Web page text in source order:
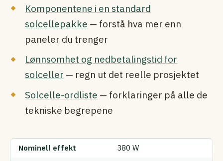
Komponentene i en standard
solcellepakke — forstå hva mer enn
paneler du trenger
Lønnsomhet og nedbetalingstid for
solceller — regn ut det reelle prosjektet
Solcelle-ordliste — forklaringer på alle de
tekniske begrepene
Nominell effekt 380 W